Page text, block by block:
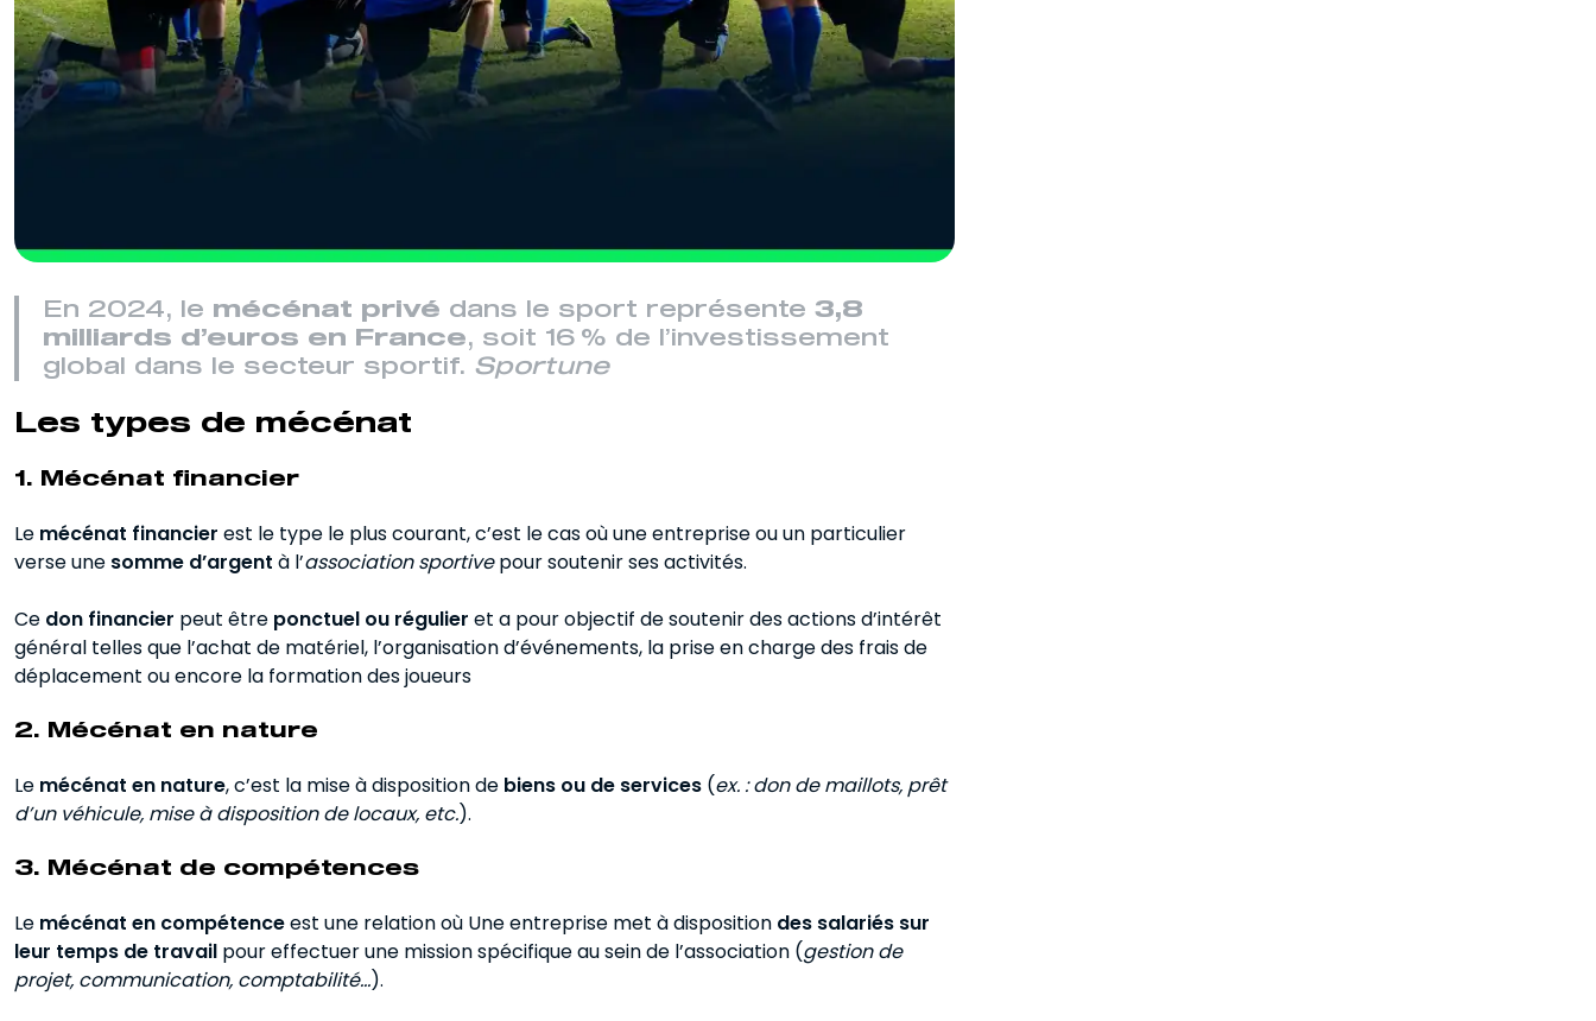
En 2024, le mécénat privé dans le sport représente 3,8
milliards d’euros en France, soit 16 % de l’investissement
global dans le secteur sportif. Sportune
Les types de mécénat
1. Mécénat financier
Le mécénat financier est le type le plus courant, c’est le cas où une entreprise ou un particulier
verse une somme d’argent à l’association sportivepour soutenir ses activités.
Ce don financier peut être ponctuel ou régulier et a pour objectif de soutenir des actions d’intérêt
général telles que l’achat de matériel, l’organisation d’événements, la prise en charge des frais de
déplacement ou encore la formation des joueurs
2. Mécénat en nature
Le mécénat en nature, c’est la mise à disposition de biens ou de services (ex. : don de maillots, prêt
d’un véhicule, mise à disposition de locaux, etc.).
3. Mécénat de compétences
Le mécénat en compétenceest une relation où Une entreprise met à disposition des salariés sur
leur temps de travail pour effectuer une mission spécifique au sein de l’association (gestion de
projet, communication, comptabilité…).